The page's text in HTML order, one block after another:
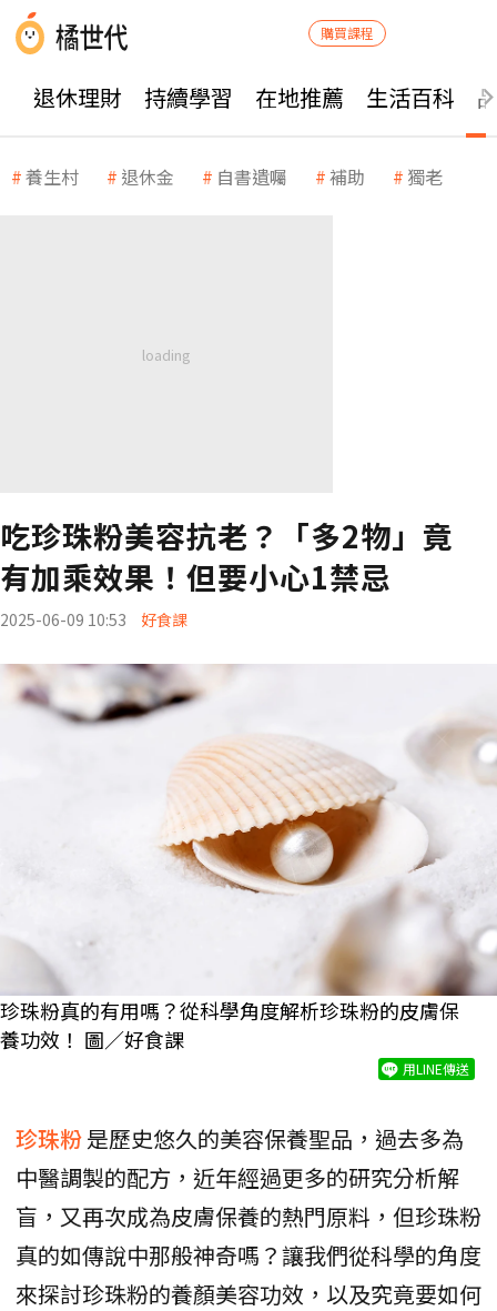
購買課程
退休理財 持續學習 在地推薦 生活百科
養生村 退休金 自書遺囑 補助 獨老
吃珍珠粉美容抗老？「多2物」竟
有加乘效果！但要小心1禁忌
2025-06-09 10:53 好食課
珍珠粉真的有用嗎？從科學角度解析珍珠粉的皮膚保
養功效！ 圖／好食課
用LINE傳送
珍珠粉是歷史悠久的美容保養聖品，過去多為
中醫調製的配方，近年經過更多的研究分析解
盲，又再次成為皮膚保養的熱門原料，但珍珠粉
真的如傳說中那般神奇嗎？讓我們從科學的角度
來探討珍珠粉的養顏美容功效，以及究竟要如何